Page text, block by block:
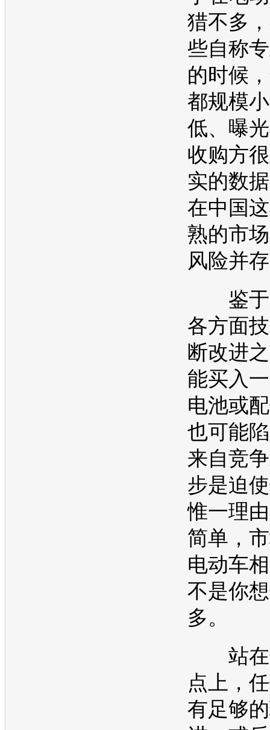
猎不多
些自称
的时候
都规模
低、曝
收购方
实的数
在中国
熟的市
风险并
鉴于
各方面
断改进
能买入
电池或
也可能
来自竞
步是迫
惟一理
简单，
电动车
不是你
多。
站在
点上，
有足够